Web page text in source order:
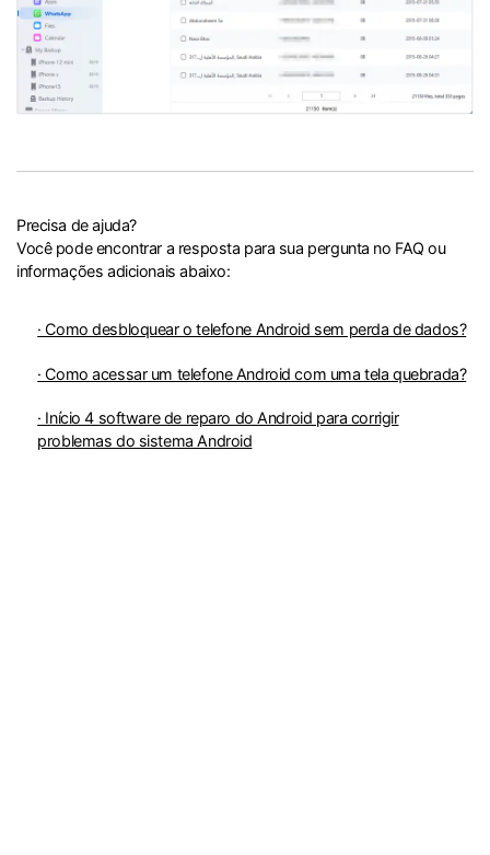
Precisa de ajuda?
Você pode encontrar a resposta para sua pergunta no FAQ ou
informações adicionais abaixo:
· Como desbloquear o telefone Android sem perda de dados?
· Como acessar um telefone Android com uma tela quebrada?
· Início 4 software de reparo do Android para corrigir
problemas do sistema Android